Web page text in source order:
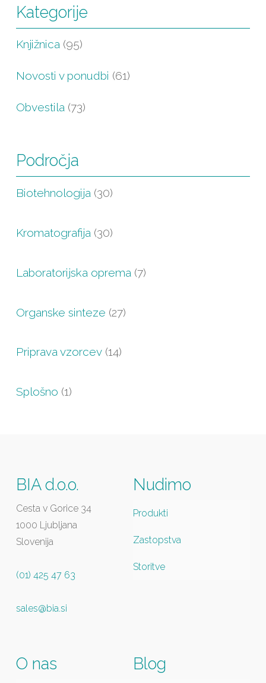
Kategorije
Knjižnica (95)
Novosti v ponudbi (61)
Obvestila (73)
Področja
Biotehnologija (30)
Kromatografija (30)
Laboratorijska oprema (7)
Organske sinteze (27)
Priprava vzorcev (14)
Splošno (1)
BIA d.o.o.
Cesta v Gorice 34
1000 Ljubljana
Slovenija
(01) 425 47 63
sales@bia.si
Nudimo
Produkti
Zastopstva
Storitve
O nas Blog